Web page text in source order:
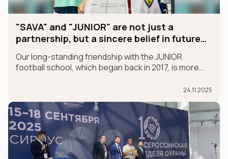
"SAVA" and "JUNIOR" are not just a
partnership, but a sincere belief in future
Our long-standing friendship with the JUNIOR
football school, which began back in 2017, is more
24.11.2025